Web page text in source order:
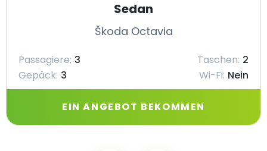
Sedan
Škoda Octavia
Passagiere: 3 Taschen: 2
Gepäck: 3 Wi-Fi: Nein
EIN ANGEBOT BEKOMMEN